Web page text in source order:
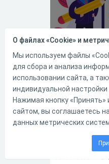
27.04.2013
Данный тест
навыки и
класса в
темы.
О файлах «Cookie» и
Мы используем файлы
для сбора и анализа
использовании сайта, а
индивидуальной
Нажимая кнопку
сайтом, вы соглашаетесь
данных метрических